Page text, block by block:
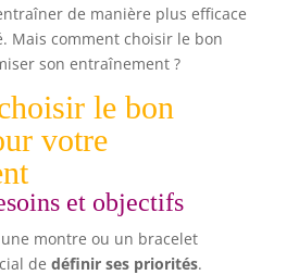
de manière plus efficace
Mais comment choisir le bon
son entraînement ?
le bon
votre
et objectifs
montre ou un bracelet
de définir ses priorités.